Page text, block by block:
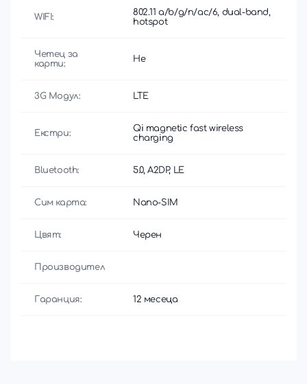
WIFI:
802.11 a/b/g/n/ac/6, dual-band,
hotspot
Четец за
карти:
Не
3G Модул: LTE
Екстри:
Qi magnetic fast wireless
charging
Bluetooth: 5.0, A2DP, LE
Сим карта: Nano-SIM
Цвят: Черен
Производител
Гаранция: 12 месеца